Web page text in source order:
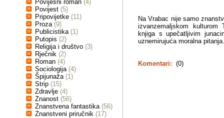
Povijesni roman (4)
Povijest (5)
Pripovijetke (11)
Proza (9)
Publicistika (1)
Putopis (2)
Religija i društvo (3)
Rječnik (2)
Roman (4)
Sociologija (4)
Špijunaža (1)
Strip (15)
Zdravlje (4)
Znanost (56)
Znanstvena fantastika (56)
Znanstveni priručnik (17)
Na Vrabac nije samo
izvanzemaljskom kulturom
knjiga s upečatljivim
uznemirujuća moralna pitanja.
Komentari: (0)